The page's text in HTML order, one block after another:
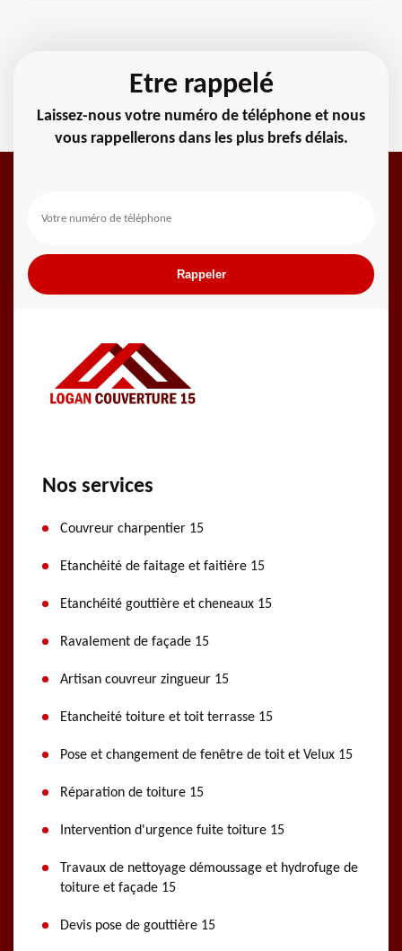
Etre rappelé
Laissez-nous votre numéro de téléphone et nous
vous rappellerons dans les plus brefs délais.
Nos services
Couvreur charpentier 15
Etanchéité de faitage et faitière 15
Etanchéité gouttière et cheneaux 15
Ravalement de façade 15
Artisan couvreur zingueur 15
Etancheité toiture et toit terrasse 15
Pose et changement de fenêtre de toit et Velux 15
Réparation de toiture 15
Intervention d'urgence fuite toiture 15
Travaux de nettoyage démoussage et hydrofuge de
toiture et façade 15
Devis pose de gouttière 15